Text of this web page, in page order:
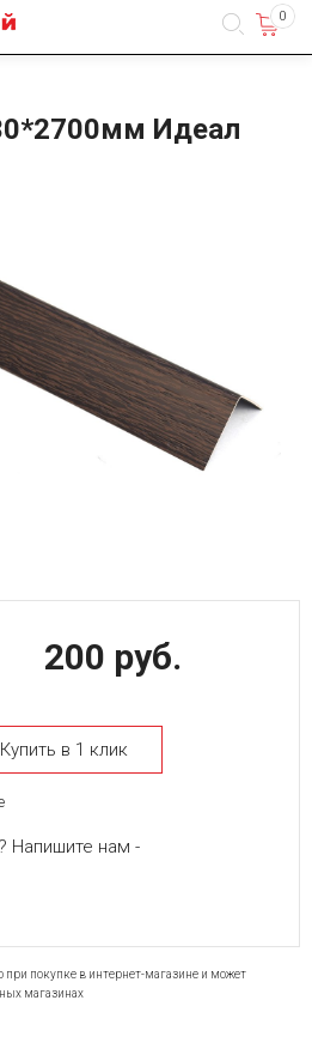
0
Идеал
200 руб.
Купить в 1 клик
Напишите нам -
при покупке в интернет-магазине и может
магазинах